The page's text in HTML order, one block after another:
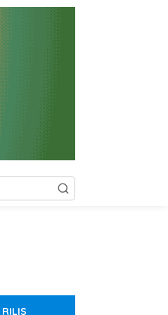
RILIS